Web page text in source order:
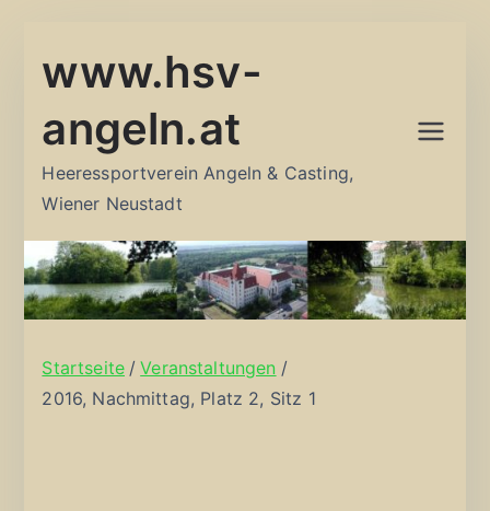
Inhalt
www.hsv-
angeln.at
Heeressportverein Angeln & Casting,
Wiener Neustadt
Startseite
Veranstaltungen
2016, Nachmittag, Platz 2, Sitz 1